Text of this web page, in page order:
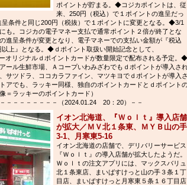
ポイントが貯まる。◆コジカポイントは、従
来、250円（税込）で１ポイントの進呈だっ
条件と同じ200円（税抜）で１ポイントに変更となる。◆3/1
も。コジカの電子マネー支払で通常ポイント２倍が終了とな
進呈条件が変更となり、電子マネーでの支払い金額が『税込
上』となる。◆ｄポイント取扱い開始記念として、
オリジナルｄポイントカードが数量限定で配布される予定。◆
ール生鮮市場、Ａコープいわみざわでもｄポイントが導入さ
サツドラ、ココカラファイン、マツキヨでｄポイントが導入さ
アでも、ラッキー同様、独自のポイントカードとｄポイント
＝ラッキーのポイントカード）
－－－－－－－－（2024.01.24 20：20）－－
イオン北海道、『Ｗｏｌｔ』導入店舗
が拡大／ＭＶ北１条東、ＭＹＢ山の手
3-1、月寒東5-16
イオン北海道の店舗で、デリバリーサービス
『Ｗｏｌｔ』の導入店舗が拡大したようだ。
Ｗｏｌｔの注文アプリには、マックスバリュ
北１条東店、まいばすけっと山の手３条１丁
目店、まいばすけっと月寒東５条１６丁目店